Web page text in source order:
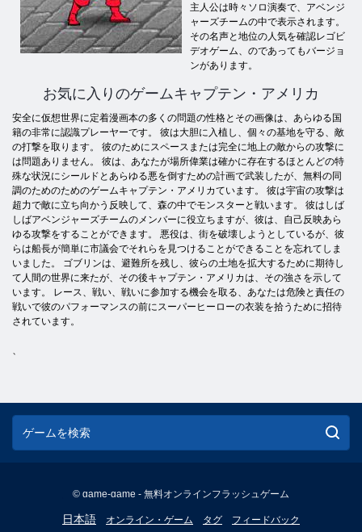
主人公は時々ソロ演奏で、アベンジ
ャーズチームの中で表示されます。
その名声と地位の人気を確認レゴビ
デオゲーム、のであってもバージョ
ンがあります。
お気に入りのゲームキャプテン・アメリカ
安全に仮想世界に定着漫画本の多くの問題の性格とその画像は、あらゆる国
籍の非常に認識プレーヤーです。 彼は大胆に入植し、個々の基地を守る、敵
の打撃を取ります。 彼のためにスペースまたは完全に地上の敵からの攻撃に
は問題ありません。 彼は、あなたが場所偉業は確かに存在するほとんどの特
殊な状況にシールドとあらゆる悪を倒すための計画で武装したが、無料の同
調のためのためのゲームキャプテン・アメリカています。 彼は宇宙の攻撃は
超力で敵に立ち向かう反映して、森の中でモンスターと戦います。 彼はしば
しばアベンジャーズチームのメンバーに役立ちますが、彼は、自己反映あら
ゆる攻撃をすることができます。 悪役は、街を破壊しようとしているが、彼
らは船長が簡単に市議会でそれらを見つけることができることを忘れてしま
いました。 ゴブリンは、避難所を残し、彼らの土地を拡大するために期待し
て人間の世界に来たが、その後キャプテン・アメリカは、その強さを示して
います。 レース、戦い、戦いに参加する機会を取る、あなたは危険と責任の
戦いで彼のパフォーマンスの前にスーパーヒーローの衣装を拾うために招待
されています。
、
© game-game - 無料オンラインフラッシュゲーム
日本語
English
オンライン・ゲーム タグ フィードバック